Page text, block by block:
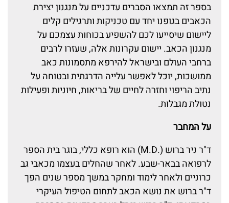
בספר זה תמצאו הסברים עדכניים על מנגנון יצירת
הכאבים בגופנו יחד עם טכניקות ותרגילים קלים
ליישום שיסייעו לכם להשפיע בכוחות עצמכם על
מנגנון הכאב. יישום עקרונות אלה, שעזרו לרבים
ברחבי העולם ובישראל להירפא מתסמונות כאב
ממושכות, יוכל לאפשר עלייה הדרגתית ובטוחה על
נתיב הריפוי וחזרה לחיים של בריאות, חיוניות ופעילות
נטולת מגבלות.
על המחבר
ד"ר ניר ברוש (.M.D) הוא רופא כללי, בוגר בית הספר
לרפואה בבאר-שבע. לאחר שהחלים בעצמו מכאבי גב
כרוניים ולאחר לימוד ומחקר במשך מספר שנים הפך
ד"ר ברוש את נושא הכאב לתחום הטיפול העיקרי